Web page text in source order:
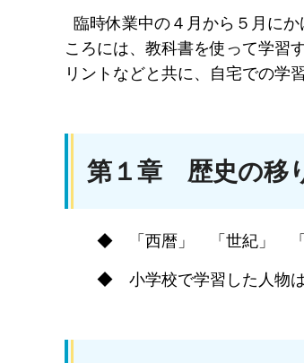
臨時休業中の４月から５月に
ころには、教科書を使って学習
リントなどと共に、自宅での学
第１章 歴史の移
◆ 「西暦」 「世紀」 「時
◆ 小学校で学習した人物は、